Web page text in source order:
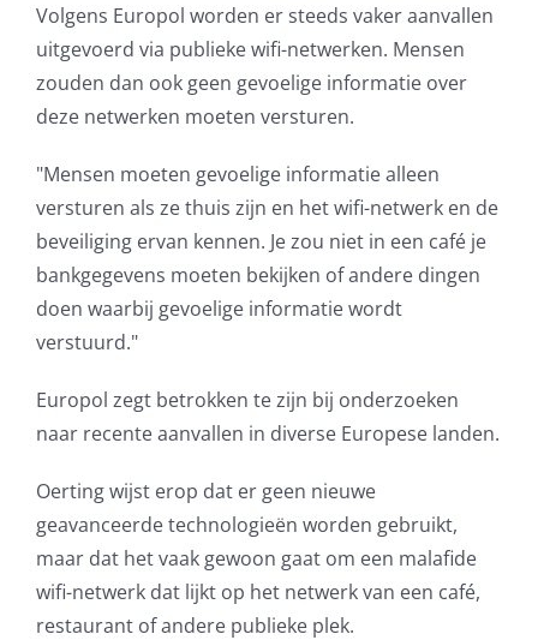
Glasvezelverbindingen
Microsoft software licenties
SLA overeenkomsten
Remote Help
WordPress SLA Contract
Volgens Europol worden er steeds vaker aanvallen
uitgevoerd via publieke wifi-netwerken. Mensen
zouden dan ook geen gevoelige informatie over
deze netwerken moeten versturen.
"Mensen moeten gevoelige informatie alleen
versturen als ze thuis zijn en het wifi-netwerk en de
beveiliging ervan kennen. Je zou niet in een café je
bankgegevens moeten bekijken of andere dingen
doen waarbij gevoelige informatie wordt
verstuurd."
Europol zegt betrokken te zijn bij onderzoeken
naar recente aanvallen in diverse Europese landen.
Oerting wijst erop dat er geen nieuwe
geavanceerde technologieën worden gebruikt,
maar dat het vaak gewoon gaat om een malafide
wifi-netwerk dat lijkt op het netwerk van een café,
restaurant of andere publieke plek.